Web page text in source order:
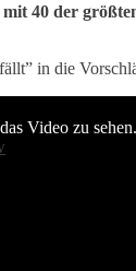
40 der
in die
Video zu sehen.